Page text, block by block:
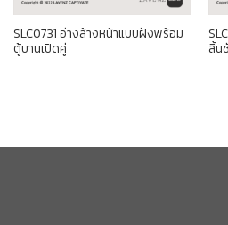
SLC0731 อ่างล้างหน้าแบบฝังพร้อม
ตู้บานเปิดคู่
ลิ้น